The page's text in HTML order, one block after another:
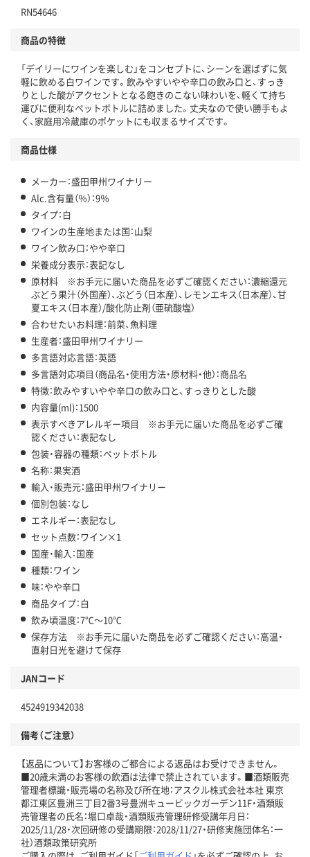
RN54646
商品の特徴
「デイリーにワインを楽しむ」をコンセプトに、シーンを選ばずに気
軽に飲める白ワインです。飲みやすいやや辛口の飲み口と、すっき
りとした酸がアクセントとなる飽きのこない味わいを、軽くて持ち
運びに便利なペットボトルに詰めました。丈夫なので使い勝手もよ
く、家庭用冷蔵庫のポケットにも収まるサイズです。
商品仕様
メーカー：盛田甲州ワイナリー
Alc.含有量（％）：9％
タイプ：白
ワインの生産地または国：山梨
ワイン飲み口：やや辛口
栄養成分表示：表記なし
原材料 ※お手元に届いた商品を必ずご確認ください：濃縮還元
ぶどう果汁（外国産）、ぶどう（日本産）、レモンエキス（日本産）、甘
夏エキス（日本産）/酸化防止剤（亜硫酸塩）
合わせたいお料理：前菜、魚料理
生産者：盛田甲州ワイナリー
多言語対応言語：英語
多言語対応項目（商品名・使用方法・原材料・他）：商品名
特徴：飲みやすいやや辛口の飲み口と、すっきりとした酸
内容量(ml)：1500
表示すべきアレルギー項目 ※お手元に届いた商品を必ずご確
認ください：表記なし
包装・容器の種類：ペットボトル
名称：果実酒
輸入・販売元：盛田甲州ワイナリー
個別包装：なし
エネルギー：表記なし
セット点数：ワイン×1
国産・輸入：国産
種類：ワイン
味：やや辛口
商品タイプ：白
飲み頃温度：7℃～10℃
保存方法 ※お手元に届いた商品を必ずご確認ください：高温・
直射日光を避けて保存
JANコード
4524919342038
備考（ご注意）
【返品について】お客様のご都合による返品はお受けできません。
■20歳未満のお客様の飲酒は法律で禁止されています。■酒類販売
管理者標識・販売場の名称及び所在地：アスクル株式会社本社 東京
都江東区豊洲三丁目2番3号豊洲キュービックガーデン11F・酒類販
売管理者の氏名：堀口卓哉・酒類販売管理研修受講年月日：
2025/11/28・次回研修の受講期限：2028/11/27・研修実施団体名：一
社）酒類政策研究所